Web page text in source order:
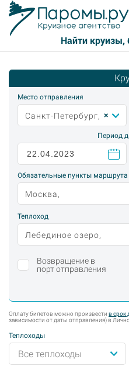
Место отправления
Санкт-Петербург, ×
Период
Обязательные пункты маршрута
Москва,
Теплоход
Лебединое озеро,
Возвращение в
порт отправления
Оплату билетов можно произвести в срок
зависимости от даты отправления) в
Теплоходы